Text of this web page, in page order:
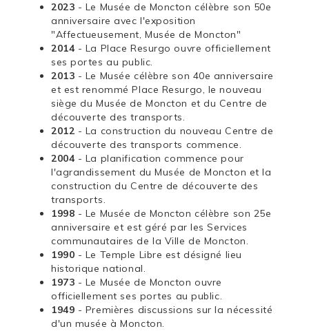
2023 - Le Musée de Moncton célèbre son 50e
anniversaire avec l'exposition
"Affectueusement, Musée de Moncton"
2014 - La Place Resurgo ouvre officiellement
ses portes au public.
2013 - Le Musée célèbre son 40e anniversaire
et est renommé Place Resurgo, le nouveau
siège du Musée de Moncton et du Centre de
découverte des transports.
2012 - La construction du nouveau Centre de
découverte des transports commence.
2004 - La planification commence pour
l'agrandissement du Musée de Moncton et la
construction du Centre de découverte des
transports.
1998 - Le Musée de Moncton célèbre son 25e
anniversaire et est géré par les Services
communautaires de la Ville de Moncton.
1990 - Le Temple Libre est désigné lieu
historique national.
1973 - Le Musée de Moncton ouvre
officiellement ses portes au public.
1949 - Premières discussions sur la nécessité
d'un musée à Moncton.